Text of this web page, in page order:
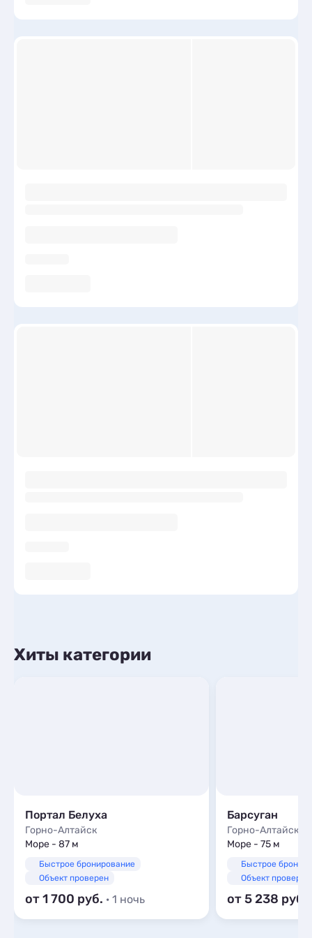
Хиты категории
Портал Белуха
Горно-Алтайск
Море - 87 м
Быстрое бронирование
Объект проверен
от 1 700 · 1 ночь
Барсуган
Горно-Алтайск
Море - 75 м
Быстрое
Объект проверен
от 5 238